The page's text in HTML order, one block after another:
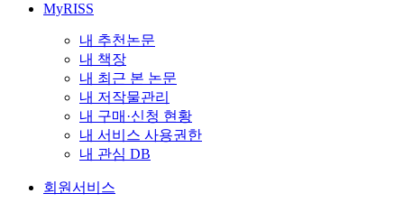
MyRISS
내 추천논문
내 책장
내 최근 본 논문
내 저작물관리
내 구매·신청 현황
내 서비스 사용권한
내 관심 DB
회원서비스